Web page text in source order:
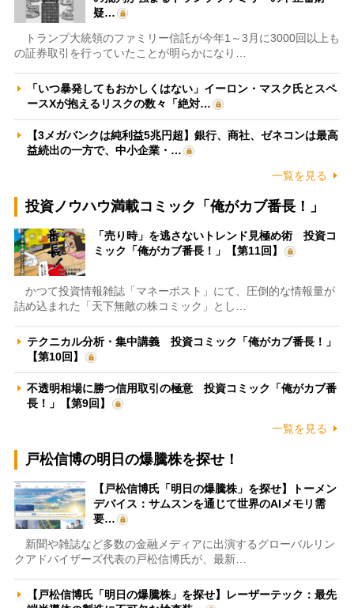
疑…
トランプ大統領のファミリー信託が今年1～3月に3000回以上も
の証券取引を行っていたことが明らかになり…
「いつ暴発してもおかしくはない」イーロン・マスク氏とスペ
ースXが抱えるリスクの数々「絶対…
【3メガバンクは純利益5兆円超】銀行、商社、ゼネコンは最高
益続出の一方で、中小企業・…
一覧を見る
投資ノウハウ満載コミック「俺がカブ番長！」
「売り時」を逃さないトレンド見極め術 投資コ
ミック「俺がカブ番長！」【第11回】
かつて投資情報雑誌「マネーポスト」にて、圧倒的な情報量が
詰め込まれた「天下無敵の株コミック」とし…
テクニカル分析・集中講義 投資コミック「俺がカブ番長！」
【第10回】
不透明相場に勝つ信用取引の極意 投資コミック「俺がカブ番
長！」【第9回】
一覧を見る
戸松信博の明日の爆騰株を探せ！
【戸松信博氏「明日の爆騰株」を探せ】トーメン
デバイス：サムスンを通じて世界のAIメモリ需
要…
新聞や雑誌など多数の金融メディアに出演するグローバルリン
クアドバイザーズ代表の戸松信博氏が、最新…
【戸松信博氏「明日の爆騰株」を探せ】レーザーテック：最先